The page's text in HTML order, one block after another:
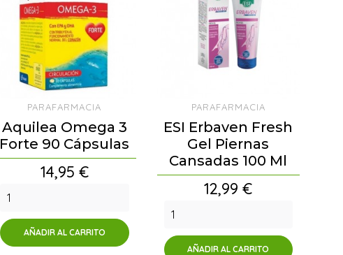
PARAFARMACIA
Aquilea Omega 3
Forte 90 Cápsulas
Precio
14,95 €
AÑADIR AL CARRITO
PARAFARMACIA
ESI Erbaven Fresh
Gel Piernas
Cansadas 100 Ml
Precio
12,99 €
AÑADIR AL CARRITO